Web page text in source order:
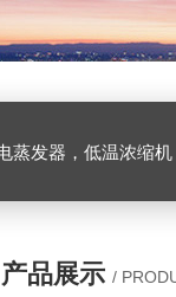
发器，低温浓缩机
产品展示 /